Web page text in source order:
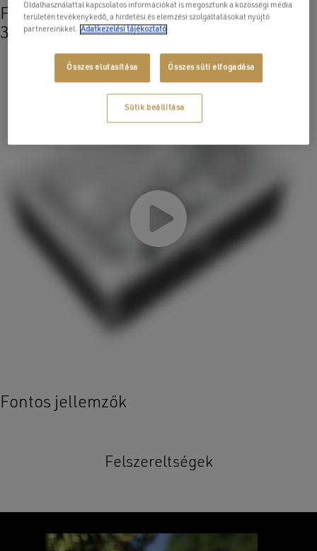
Fedezze fel termékünket lenyűgöző
3D/AR élményben!
Fontos jellemzők
Felszereltségek
Oldalhasználattal kapcsolatos információkat is megosztunk a közösségi média
területén tevékenykedő, a hirdetési és elemzési szolgáltatásokat nyújtó
partnereinkkel. Adatkezelési tájékoztató
Összes elutasítása Összes süti elfogadása
Sütik beállítása